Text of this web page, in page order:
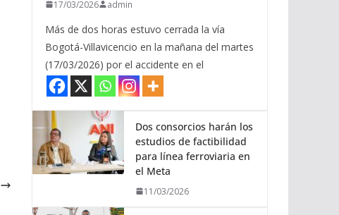
17/03/2026 admin
Más de dos horas estuvo cerrada la vía
Bogotá-Villavicencio en la mañana del martes
(17/03/2026) por el accidente en el
Dos consorcios harán los
estudios de factibilidad
para línea ferroviaria en
el Meta
11/03/2026